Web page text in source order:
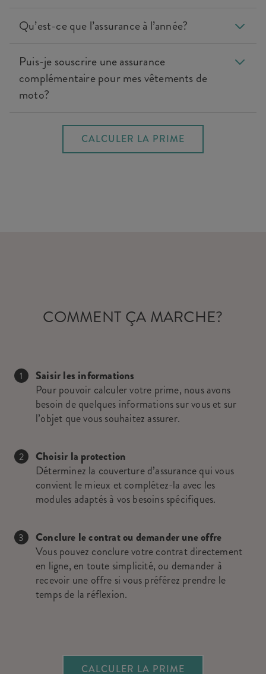
Qu’est-ce que l’assurance à l’année?
Puis-je souscrire une assurance
complémentaire pour mes vêtements de
moto?
CALCULER LA PRIME
COMMENT ÇA MARCHE?
Saisir les informations
Pour pouvoir calculer votre prime, nous avons
besoin de quelques informations sur vous et sur
l’objet que vous souhaitez assurer.
Choisir la protection
Déterminez la couverture d’assurance qui vous
convient le mieux et complétez-la avec les
modules adaptés à vos besoins spécifiques.
Conclure le contrat ou demander une offre
Vous pouvez conclure votre contrat directement
en ligne, en toute simplicité, ou demander à
recevoir une offre si vous préférez prendre le
temps de la réflexion.
CALCULER LA PRIME